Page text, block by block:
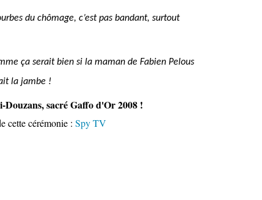
du chômage, c’est pas bandant, surtout
ça serait bien si la maman de Fabien Pelous
la jambe !
sacré Gaffo d'Or 2008 !
cette cérémonie : Spy TV